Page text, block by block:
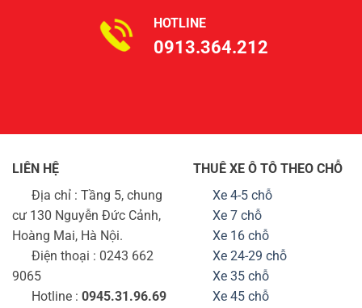
HOTLINE
0913.364.212
LIÊN HỆ
Địa chỉ : Tầng 5, chung
cư 130 Nguyễn Đức Cảnh,
Hoàng Mai, Hà Nội.
Điện thoại : 0243 662
9065
Hotline : 0945.31.96.69
THUÊ XE Ô TÔ THEO CHỖ
Xe 4-5 chỗ
Xe 7 chỗ
Xe 16 chỗ
Xe 24-29 chỗ
Xe 35 chỗ
Xe 45 chỗ